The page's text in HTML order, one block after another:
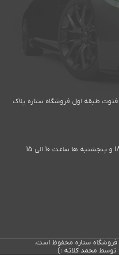
طبقه اول فروشگاه ستاره پلاک
توسط محمد کلاته :)